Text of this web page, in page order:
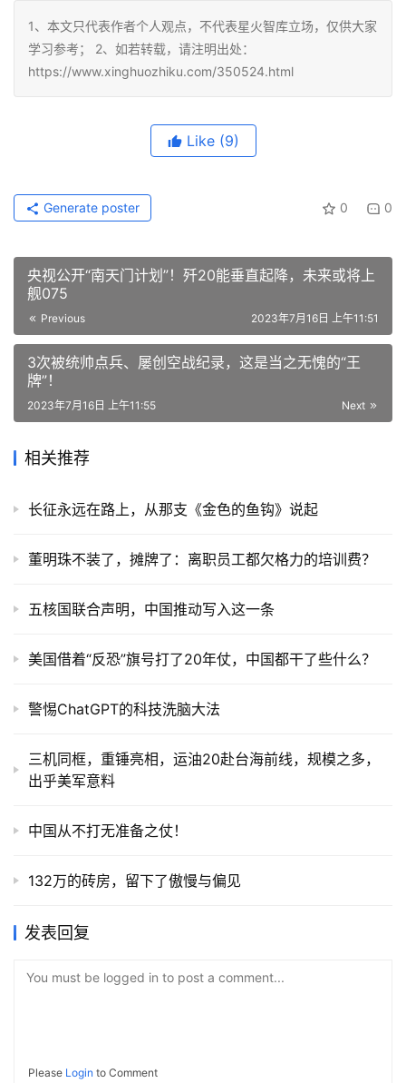
1、本文只代表作者个人观点，不代表星火智库立场，仅供大家
学习参考； 2、如若转载，请注明出处：
https://www.xinghuozhiku.com/350524.html
Like (9)
0 0
Generate poster
央视公开“南天门计划”！歼20能垂直起降，未来或将上
舰075
Previous 2023年7月16日 上午11:51
3次被统帅点兵、屡创空战纪录，这是当之无愧的“王
牌”！
Next
2023年7月16日 上午11:55
相关推荐
长征永远在路上，从那支《金色的鱼钩》说起
董明珠不装了，摊牌了：离职员工都欠格力的培训费？
五核国联合声明，中国推动写入这一条
美国借着“反恐”旗号打了20年仗，中国都干了些什么？
警惕ChatGPT的科技洗脑大法
三机同框，重锤亮相，运油20赴台海前线，规模之多，
出乎美军意料
中国从不打无准备之仗！
132万的砖房，留下了傲慢与偏见
发表回复
You must be logged in to post a comment...
Please Login to Comment